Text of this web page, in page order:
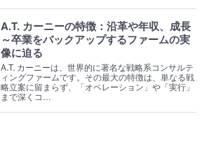
A.T. カーニーの特徴：沿革や年収、成長
～卒業をバックアップするファームの実
像に迫る
A.T. カーニーは、世界的に著名な戦略系コンサルテ
ィングファームです。その最大の特徴は、単なる戦
略立案に留まらず、「オペレーション」や「実行」
まで深くコ…